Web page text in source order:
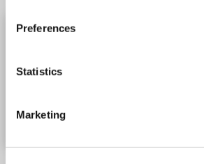
Preferences
Statistics
Marketing
MPST Kit ELISA
Fiche technique